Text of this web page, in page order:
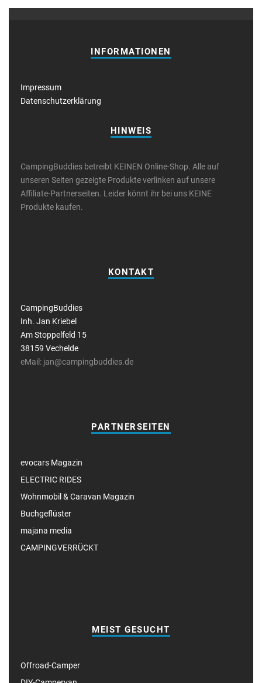
INFORMATIONEN
Impressum
Datenschutzerklärung
HINWEIS
CampingBuddies betreibt KEINEN Online-Shop. Alle auf
unseren Seiten gezeigte Produkte verlinken auf unsere
Affiliate-Partnerseiten. Leider könnt ihr bei uns KEINE
Produkte kaufen.
KONTAKT
CampingBuddies
Inh. Jan Kriebel
Am Stoppelfeld 15
38159 Vechelde
eMail: jan@campingbuddies.de
PARTNERSEITEN
evocars Magazin
ELECTRIC RIDES
Wohnmobil & Caravan Magazin
Buchgeflüster
majana media
CAMPINGVERRÜCKT
MEIST GESUCHT
Offroad-Camper